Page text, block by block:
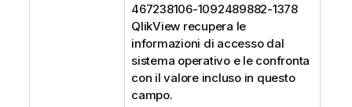
467238106-1092489882-1378
QlikView recupera le
informazioni di accesso dal
sistema operativo e le confronta
con il valore incluso in questo
campo.